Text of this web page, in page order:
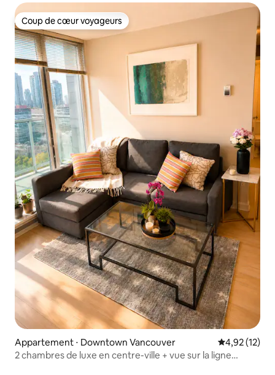
Coup de cœur voyageurs
Coup de cœur voyageurs
Appartement ⋅ Downtown Vancouver Évaluation
4,92 (12)
2 chambres de luxe en centre-ville + vue sur la ligne